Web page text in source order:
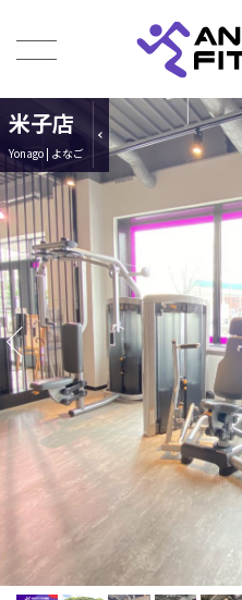
米子店
Yonago | よなご